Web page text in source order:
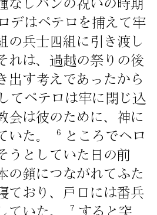
なしパンの祝いの時期
デはペテロを捕えて牢
の兵士四組に引き渡し
れは、過越の祭りの後
出す考えであったから
てペテロは牢に閉じ込
会は彼のために、神に
いた。
6
ところでヘロ
うとしていた日の前
の鎖につながれてふた
ており、戸口には番兵
ていた。
7
すると突